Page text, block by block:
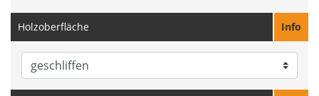
Holzoberfläche Info